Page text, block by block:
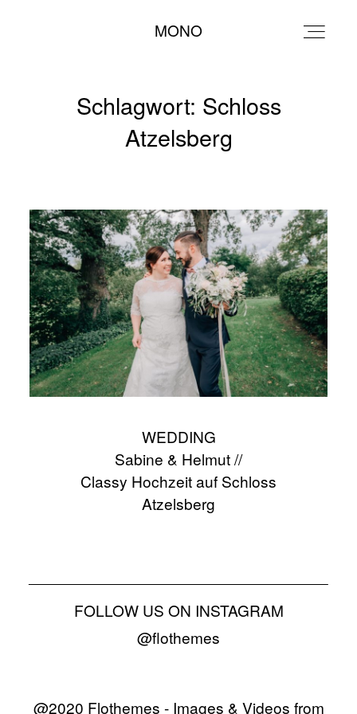
MONO
MONO
Schlagwort: Schloss
Atzelsberg
WEDDING
Sabine & Helmut //
Classy Hochzeit auf Schloss
Atzelsberg
FOLLOW US ON INSTAGRAM
@flothemes
@2020 Flothemes - Images & Videos from